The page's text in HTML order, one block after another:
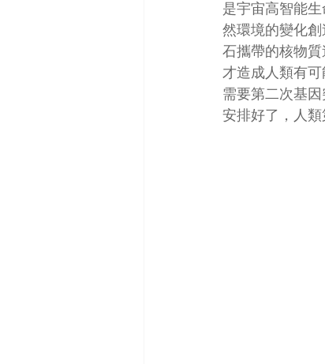
是宇宙高智能
然環境的變化
石攜帶的核物
才造成人類有
需要第二次基
安排好了，人類